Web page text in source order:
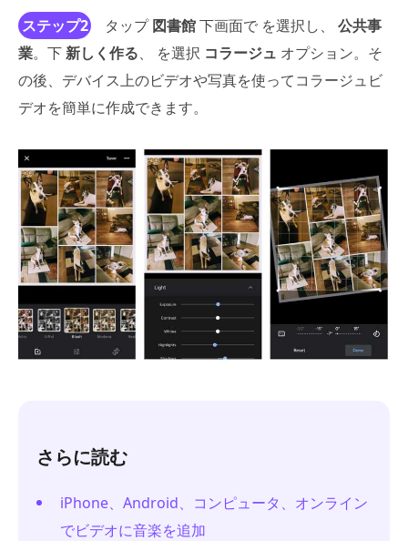
ステップ2 タップ図書館下画面で を選択し、 公共事
業。下新しく作る、 を選択 コラージュ オプション。そ
の後、デバイス上のビデオや写真を使ってコラージュビ
デオを簡単に作成できます。
さらに読む
iPhone、Android、コンピュータ、オンライン
でビデオに音楽を追加